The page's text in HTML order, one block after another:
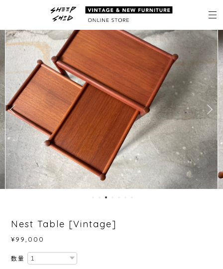
Nest Table [Vintage]
¥99,000
数量